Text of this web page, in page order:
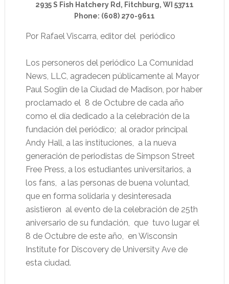
2935 S Fish Hatchery Rd, Fitchburg, WI 53711
Phone: (608) 270-9611
Por Rafael Viscarra, editor del periódico
Los personeros del periódico La Comunidad
News, LLC, agradecen públicamente al Mayor
Paul Soglin de la Ciudad de Madison, por haber
proclamado el 8 de Octubre de cada año
como el día dedicado a la celebración de la
fundación del periódico; al orador principal
Andy Hall, a las instituciones, a la nueva
generación de periodistas de Simpson Street
Free Press, a los estudiantes universitarios, a
los fans, a las personas de buena voluntad,
que en forma solidaria y desinteresada
asistieron al evento de la celebración de 25th
aniversario de su fundación, que tuvo lugar el
8 de Octubre de este año, en Wisconsin
Institute for Discovery de University Ave de
esta ciudad.